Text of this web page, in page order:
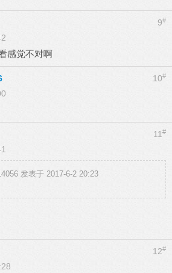
9#
感觉不对啊
10#
11 #
发表于 2017-6-2 20:23
12#